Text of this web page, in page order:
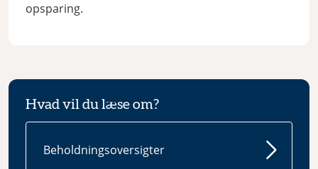
opsparing.
Hvad vil du læse om?
Beholdningsoversigter